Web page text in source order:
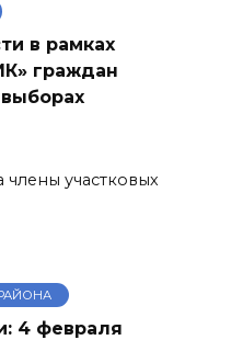
в рамках
граждан
члены участковых
4 февраля